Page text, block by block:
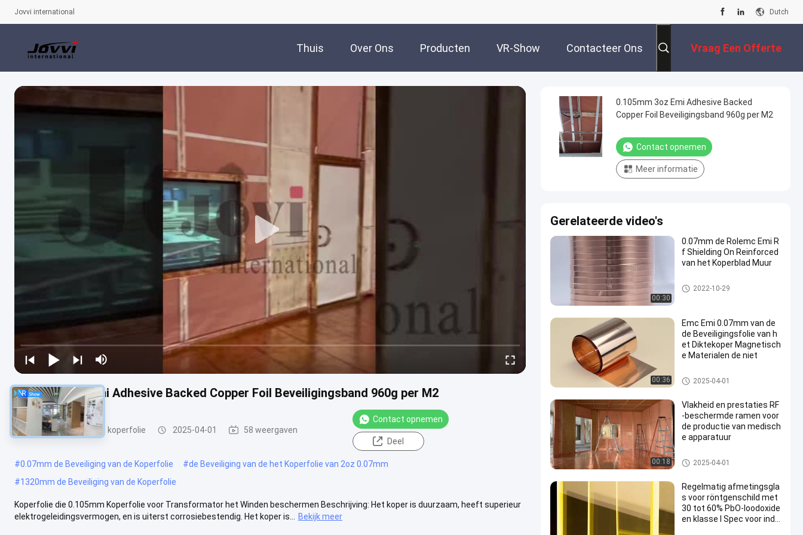
Jovvi international Dutch
Thuis Over Ons Producten VR-Show Contacteer Ons Vraag Een Offerte
0.105mm 3oz Emi Adhesive Backed Copper Foil Beveiligingsband 960g per M2
De Beveiliging van de koperfolie 2025-04-01 58 weergaven
Contact opnemen
Deel
#0.07mm de Beveiliging van de Koperfolie #de Beveiliging van de het Koperfolie van 2oz 0.07mm
#1320mm de Beveiliging van de Koperfolie
Koperfolie die 0.105mm Koperfolie voor Transformator het Winden beschermen Beschrijving: Het koper is duurzaam, heeft superieur
elektrogeleidingsvermogen, en is uiterst corrosiebestendig. Het koper is...
Bekijk meer
0.105mm 3oz Emi Adhesive Backed
Copper Foil Beveiligingsband 960g per M2
Contact opnemen
Meer informatie
Gerelateerde video's
00:30
0.07mm de Rolemc Emi R
f Shielding On Reinforced
van het Koperblad Muur
De Beveiliging van de koperfoli
e
2022-10-29
00:36
Emc Emi 0.07mm van de
de Beveiligingsfolie van h
et Diktekoper Magnetisch
e Materialen de niet
De Beveiliging van de koperfoli
e
2025-04-01
00:18
Vlakheid en prestaties RF
-beschermde ramen voor
de productie van medisch
e apparatuur
De Beveiliging van de koperfoli
e
2025-04-01
Regelmatig afmetingsgla
s voor röntgenschild met
30 tot 60% PbO-loodoxide
en klasse I Spec voor indu